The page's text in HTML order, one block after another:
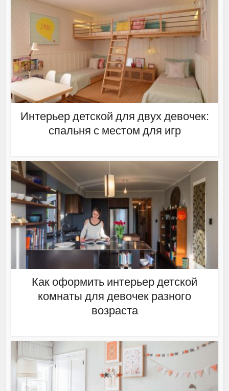
Интерьер детской для двух девочек:
спальня с местом для игр
Как оформить интерьер детской
комнаты для девочек разного
возраста